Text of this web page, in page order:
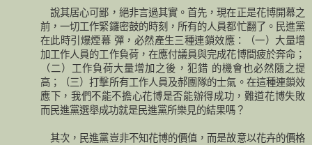
說其居心可鄙，絕非言過其實。首先，現在正是花博開幕之
前，一切工作緊鑼密鼓的時刻，所有的人員都忙翻了。民進黨
在此時引爆煙幕 彈，必然產生三種連鎖效應：（一）大量增
加工作人員的工作負荷，在應付議員與完成花博間疲於奔命；
（二）工作負荷大量增加之後，犯錯 的機會也必然隨之提
高；（三）打擊所有工作人員及郝團隊的士氣。在這種連鎖效
應下，我們不能不擔心花博是否能辦得成功，難道花博失敗
而民進黨選舉成功就是民進黨所樂見的結果嗎？
其次，民進黨豈非不知花博的價值，而是故意以花卉的價格